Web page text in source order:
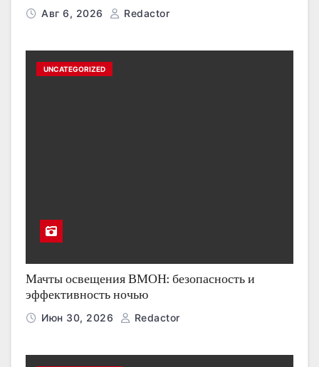
Авг 6, 2026 Redactor
UNCATEGORIZED
Мачты освещения ВМОН: безопасность и
эффективность ночью
Июн 30, 2026 Redactor